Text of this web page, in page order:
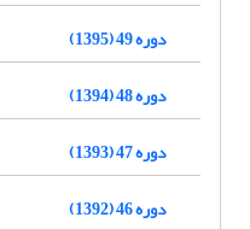
دوره 49 (1395)
دوره 48 (1394)
دوره 47 (1393)
دوره 46 (1392)